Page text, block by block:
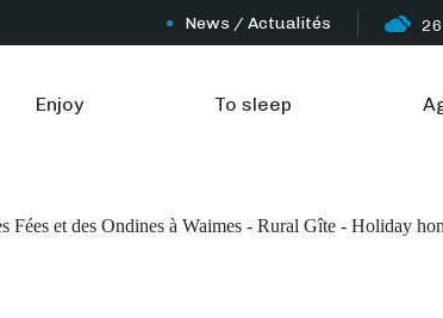
News / Actualités
Enjoy To sleep